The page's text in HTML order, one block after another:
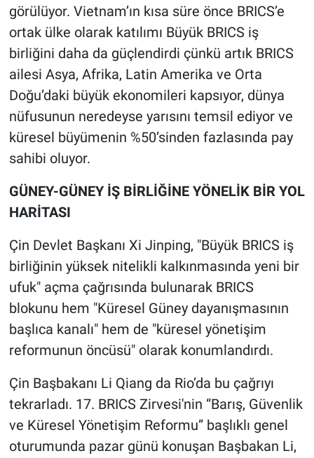
görülüyor. Vietnam’ın kısa süre önce BRICS’e
ortak ülke olarak katılımı Büyük BRICS iş
birliğini daha da güçlendirdi çünkü artık BRICS
ailesi Asya, Afrika, Latin Amerika ve Orta
Doğu’daki büyük ekonomileri kapsıyor, dünya
nüfusunun neredeyse yarısını temsil ediyor ve
küresel büyümenin %50’sinden fazlasında pay
sahibi oluyor.
GÜNEY-GÜNEY İŞ BİRLİĞİNE YÖNELİK BİR YOL
HARİTASI
Çin Devlet Başkanı Xi Jinping, "Büyük BRICS iş
birliğinin yüksek nitelikli kalkınmasında yeni bir
ufuk" açma çağrısında bulunarak BRICS
blokunu hem "Küresel Güney dayanışmasının
başlıca kanalı" hem de "küresel yönetişim
reformunun öncüsü" olarak konumlandırdı.
Çin Başbakanı Li Qiang da Rio’da bu çağrıyı
tekrarladı. 17. BRICS Zirvesi'nin “Barış, Güvenlik
ve Küresel Yönetişim Reformu” başlıklı genel
oturumunda pazar günü konuşan Başbakan Li,